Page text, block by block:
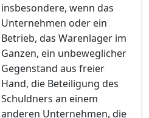
insbesondere, wenn das
Unternehmen oder ein
Betrieb, das Warenlager im
Ganzen, ein unbeweglicher
Gegenstand aus freier
Hand, die Beteiligung des
Schuldners an einem
anderen Unternehmen, die